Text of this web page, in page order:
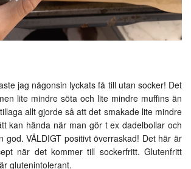
jag någonsin lyckats få till utan socker! Det
lite mindre söta och lite mindre muffins än
allt gjorde så att det smakade lite mindre
kan hända när man gör t ex dadelbollar och
god. VÄLDIGT positivt överraskad! Det här är
när det kommer till sockerfritt. Glutenfritt
glutenintolerant.